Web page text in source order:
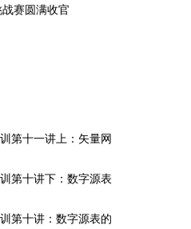
赛圆满收官
第十一讲上：矢量网
第十讲下：数字源表
第十讲：数字源表的